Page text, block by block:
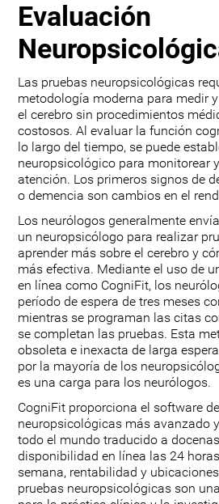
Evaluación
Las pruebas neuropsicológicas
metodología moderna para medir
el cerebro sin procedimientos
costosos. Al evaluar la función
lo largo del tiempo, se puede
neuropsicológico para monitorear
atención. Los primeros signos de
o demencia son cambios en el
Los neurólogos generalmente
un neuropsicólogo para realizar
aprender más sobre el cerebro y
más efectiva. Mediante el uso de
en línea como CogniFit, los
período de espera de tres meses
mientras se programan las citas
se completan las pruebas. Esta
obsoleta e inexacta de larga
por la mayoría de los
es una carga para los neurólogos.
CogniFit proporciona el software
neuropsicológicas más avanzado
todo el mundo traducido a
disponibilidad en línea las 24
semana, rentabilidad y
pruebas neuropsicológicas son